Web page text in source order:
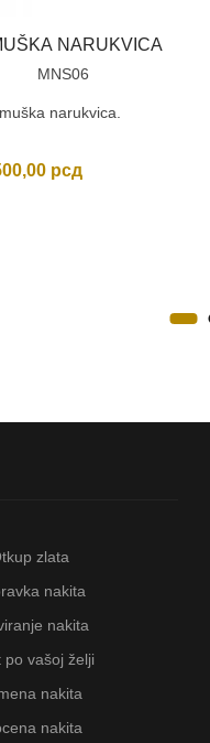
NARUKVICA
MNS06
narukvica.
рсд
zlata
nakita
nakita
po vašoj želji
nakita
nakita